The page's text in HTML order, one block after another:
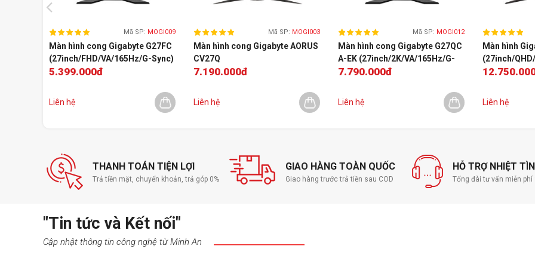
Trải nghiệm những màn game tuyệt hảo sống động khi màn hình máy tính gamingcó tần số quét 165Hz bạn có
thể thao tác mượt mà, giảm thiểu giật hình khi chơi game có bạn hạ gục đối thủ nhanh chóng tạo ra cỗ máy chiến
game mượt mà cùng công nghệ chống xé hình.
Mã SP: MOGI009
Màn hình cong Gigabyte G27FC
(27inch/FHD/VA/165Hz/G-Sync)
5.399.000đ
Liên hệ
Mã SP: MOGI003
Màn hình cong Gigabyte AORUS
CV27Q
(27inch/2K/VA/165Hz/FreeSync)
7.190.000đ
Liên hệ
Mã SP: MOGI012
Màn hình cong Gigabyte G27QC
A-EK (27inch/2K/VA/165Hz/G-
Sync)
7.790.000đ
Liên hệ
Màn hình
(27inch/
Sync)
Liên hệ
THANH TOÁN TIỆN LỢI
Trả tiền mặt, chuyển khoản, trả góp 0%
GIAO HÀNG TOÀN QUỐC
Giao hàng trước trả tiền sau COD
HỖ TRỢ NHIỆT
Tổng đài tư vấn miễn phí
"Tin tức và Kết nối"
Cập nhật thông tin công nghệ từ Minh An